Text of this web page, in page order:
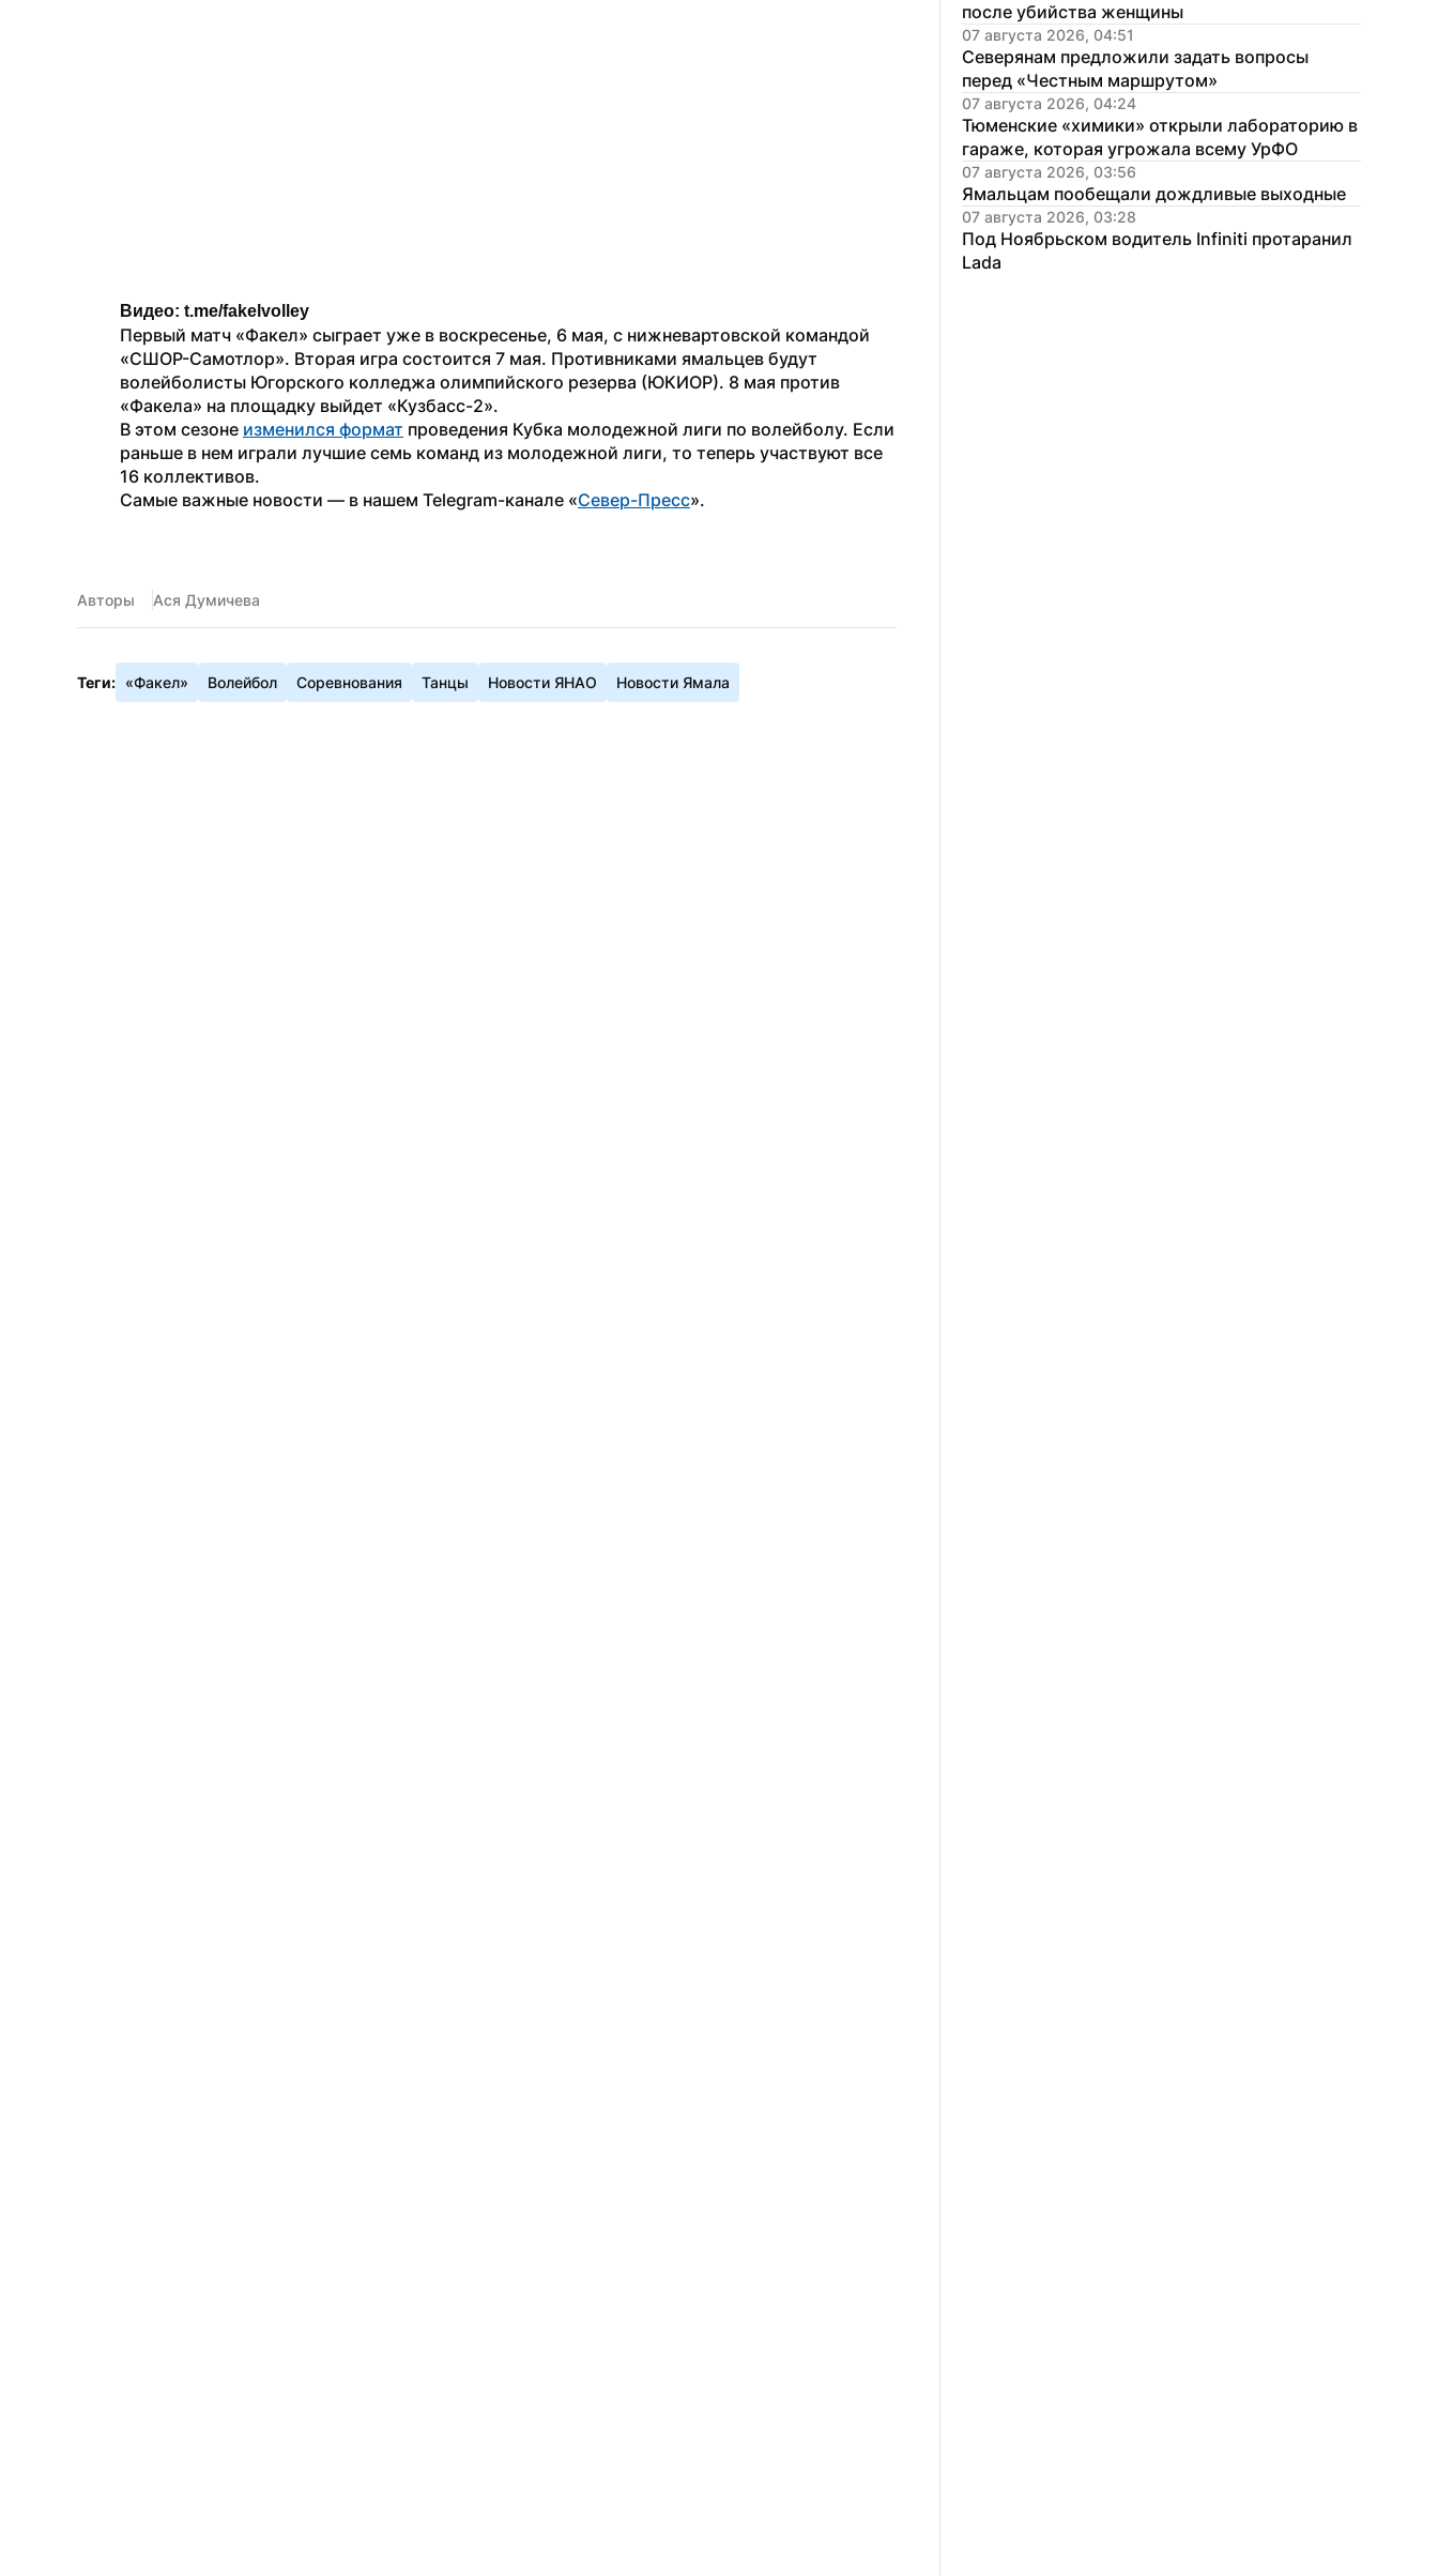
Видео: t.me/fakelvolley
Первый матч «Факел» сыграет уже в воскресенье, 6 мая, с нижневартовской командой
«СШОР-Самотлор». Вторая игра состоится 7 мая. Противниками ямальцев будут
волейболисты Югорского колледжа олимпийского резерва (ЮКИОР). 8 мая против
«Факела» на площадку выйдет «Кузбасс-2».
В этом сезоне изменился формат проведения Кубка молодежной лиги по волейболу. Если
раньше в нем играли лучшие семь команд из молодежной лиги, то теперь участвуют все
16 коллективов.
Самые важные новости — в нашем Telegram-канале «Север-Пресс».
Авторы Ася Думичева
Теги: «Факел» Волейбол Соревнования Танцы Новости ЯНАО Новости Ямала
после убийства женщины
07 августа 2026, 04:51
Северянам предложили задать вопросы
перед «Честным маршрутом»
07 августа 2026, 04:24
Тюменские «химики» открыли лабораторию в
гараже, которая угрожала всему УрФО
07 августа 2026, 03:56
Ямальцам пообещали дождливые выходные
07 августа 2026, 03:28
Под Ноябрьском водитель Infiniti протаранил
Lada